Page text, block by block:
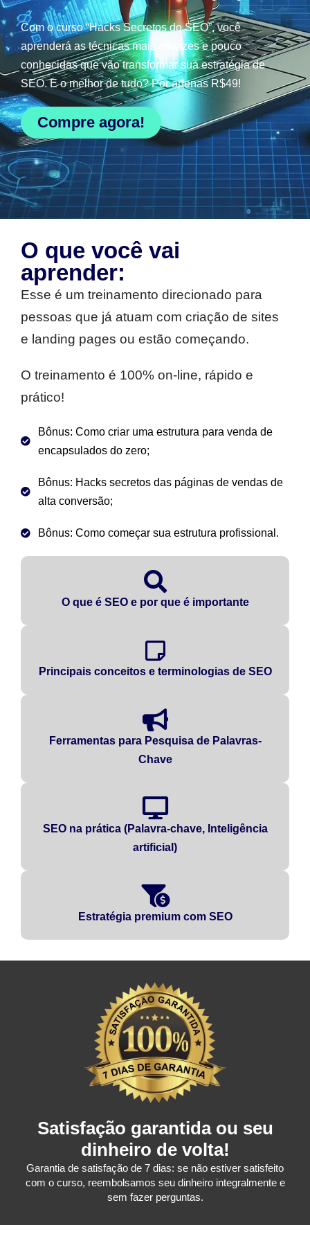
Com o curso “Hacks Secretos do SEO”, você
aprenderá as técnicas mais eficazes e pouco
conhecidas que vão transformar sua estratégia de
SEO. E o melhor de tudo? Por apenas R$49!
Compre agora!
O que você vai
aprender:
Esse é um treinamento direcionado para
pessoas que já atuam com criação de sites
e landing pages ou estão começando.
O treinamento é 100% on-line, rápido e
prático!
Bônus: Como criar uma estrutura para venda de
encapsulados do zero;
Bônus: Hacks secretos das páginas de vendas de
alta conversão;
Bônus: Como começar sua estrutura profissional.
O que é SEO e por que é importante
Principais conceitos e terminologias de SEO
Ferramentas para Pesquisa de Palavras-
Chave
SEO na prática (Palavra-chave, Inteligência
artificial)
Estratégia premium com SEO
Satisfação garantida ou seu
dinheiro de volta!
Garantia de satisfação de 7 dias: se não estiver satisfeito
com o curso, reembolsamos seu dinheiro integralmente e
sem fazer perguntas.